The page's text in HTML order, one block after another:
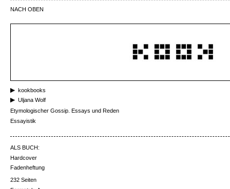
NACH OBEN
kookbooks
Uljana Wolf
Etymologischer Gossip. Essays und Reden
Essayistik
ALS BUCH:
Hardcover
Fadenheftung
232 Seiten